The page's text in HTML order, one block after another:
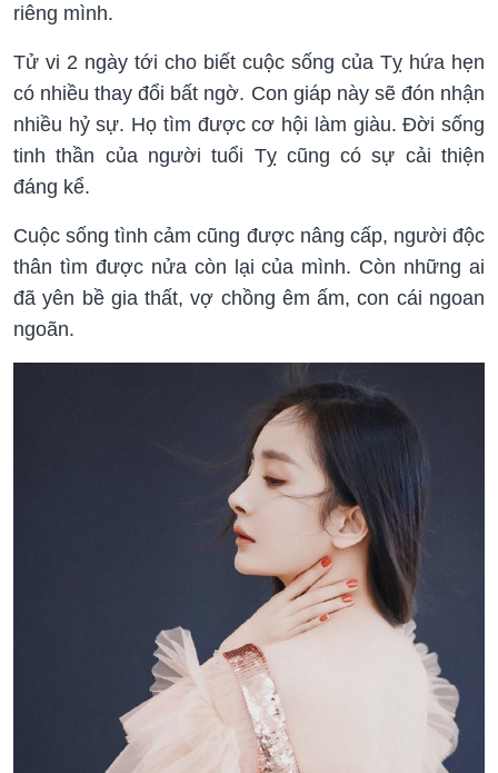
riêng mình.
Tử vi 2 ngày tới cho biết cuộc sống của Tỵ hứa hẹn
có nhiều thay đổi bất ngờ. Con giáp này sẽ đón nhận
nhiều hỷ sự. Họ tìm được cơ hội làm giàu. Đời sống
tinh thần của người tuổi Tỵ cũng có sự cải thiện
đáng kể.
Cuộc sống tình cảm cũng được nâng cấp, người độc
thân tìm được nửa còn lại của mình. Còn những ai
đã yên bề gia thất, vợ chồng êm ấm, con cái ngoan
ngoãn.